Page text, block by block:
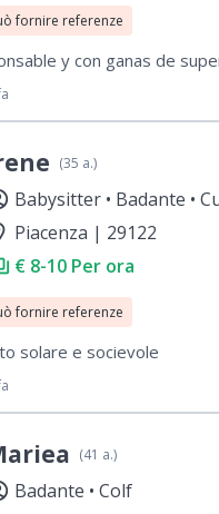
fornire referenze
y con ganas de
(35 a.)
Babysitter • Badante •
Piacenza | 29122
€ 8-10 Per ora
fornire referenze
solare e socievole
(41 a.)
Badante • Colf